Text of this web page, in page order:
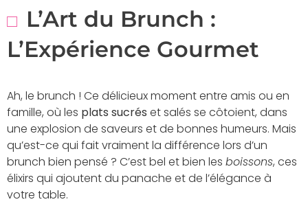
L’Art du Brunch :
L’Expérience Gourmet
Ah, le brunch ! Ce délicieux moment entre amis ou en
famille, où les plats sucrés et salés se côtoient, dans
une explosion de saveurs et de bonnes humeurs. Mais
qu’est-ce qui fait vraiment la différence lors d’un
brunch bien pensé ? C’est bel et bien les boissons, ces
élixirs qui ajoutent du panache et de l’élégance à
votre table.